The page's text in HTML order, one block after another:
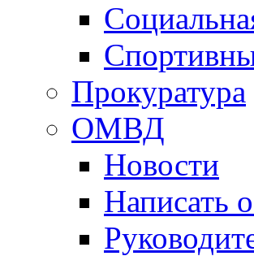
Прокуратура
ОМВД
Новости
Написать